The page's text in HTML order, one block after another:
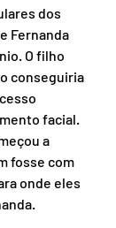
dos
Fernanda
O filho
conseguiria
facial.
a
fosse com
onde eles